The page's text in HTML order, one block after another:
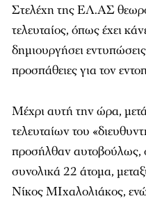
Στελέχη της ΕΛ.ΑΣ
τελευταίος, όπως έχει
δημιουργήσει
προσπάθειες για τον
Μέχρι αυτή την ώρα,
τελευταίων του
προσήλθαν αυτοβούλως,
συνολικά 22 άτομα,
Νίκος ΜΙχαλολιάκος,